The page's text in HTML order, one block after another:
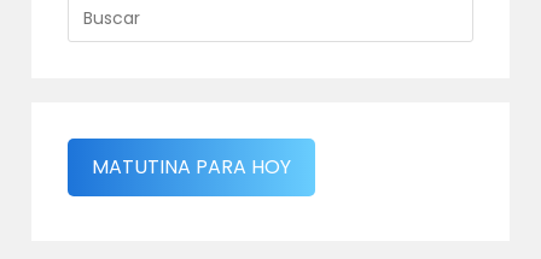
MATUTINA PARA HOY